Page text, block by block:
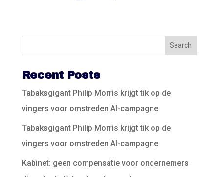
Recent Posts
Tabaksgigant Philip Morris krijgt tik op de
vingers voor omstreden AI-campagne
Tabaksgigant Philip Morris krijgt tik op de
vingers voor omstreden AI-campagne
Kabinet: geen compensatie voor ondernemers